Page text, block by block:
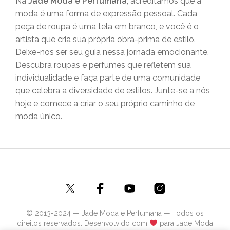
moda é uma forma de expressão pessoal. Cada
peça de roupa é uma tela em branco, e você é o
artista que cria sua própria obra-prima de estilo.
Deixe-nos ser seu guia nessa jornada emocionante.
Descubra roupas e perfumes que refletem sua
individualidade e faça parte de uma comunidade
que celebra a diversidade de estilos. Junte-se a nós
hoje e comece a criar o seu próprio caminho de
moda único.
© 2013-2024 — Jade Moda e Perfumaria — Todos os
direitos reservados. Desenvolvido com
para Jade Moda